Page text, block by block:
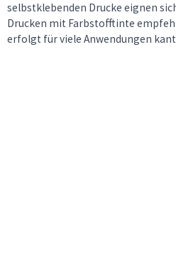
selbstklebenden Drucke eignen
Drucken mit Farbstofftinte
erfolgt für viele Anwendungen